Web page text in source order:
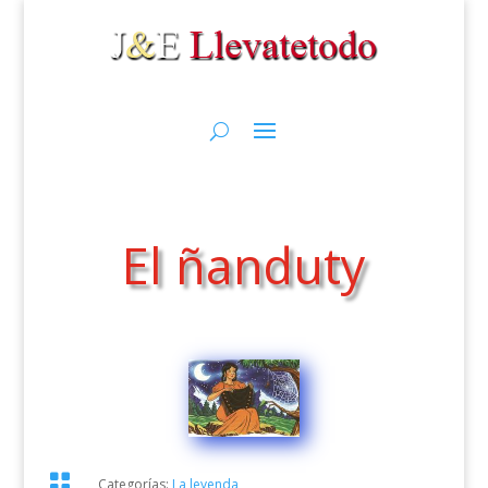
El ñanduty
 Categorías: La leyenda